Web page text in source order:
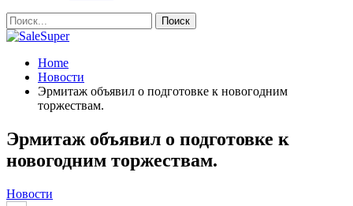
Home
Новости
Эрмитаж объявил о подготовке к новогодним
торжествам.
Эрмитаж объявил о подготовке к
новогодним торжествам.
Новости